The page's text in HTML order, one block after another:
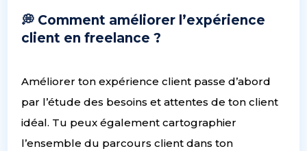
💭 Comment améliorer l’expérience
client en freelance ?
Améliorer ton expérience client passe d’abord
par l’étude des besoins et attentes de ton client
idéal. Tu peux également cartographier
l’ensemble du parcours client dans ton